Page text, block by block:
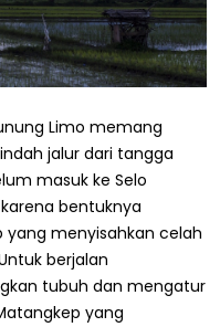
Limo memang
jalur dari tangga
masuk ke Selo
bentuknya
menyisahkan celah
berjalan
tubuh dan mengatur
yang